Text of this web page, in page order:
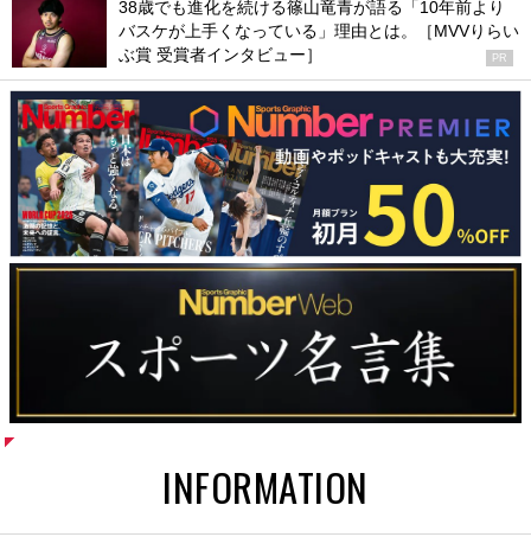
38歳でも進化を続ける篠山竜青が語る「10年前より
バスケが上手くなっている」理由とは。［MVVりらい
ぶ賞 受賞者インタビュー］
PR
INFORMATION